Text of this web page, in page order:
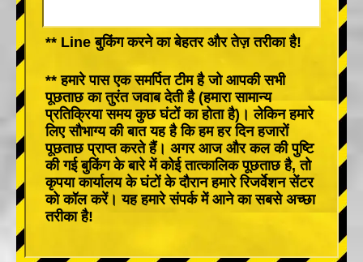
** Line बुकिंग करने का बेहतर और तेज़ तरीका है!
** हमारे पास एक समर्पित टीम है जो आपकी सभी
पूछताछ का तुरंत जवाब देती है (हमारा सामान्य
प्रतिक्रिया समय कुछ घंटों का होता है)। लेकिन हमारे
लिए सौभाग्य की बात यह है कि हम हर दिन हजारों
पूछताछ प्राप्त करते हैं। अगर आज और कल की पुष्टि
की गई बुकिंग के बारे में कोई तात्कालिक पूछताछ है, तो
कृपया कार्यालय के घंटों के दौरान हमारे रिजर्वेशन सेंटर
को कॉल करें। यह हमारे संपर्क में आने का सबसे अच्छा
तरीका है!